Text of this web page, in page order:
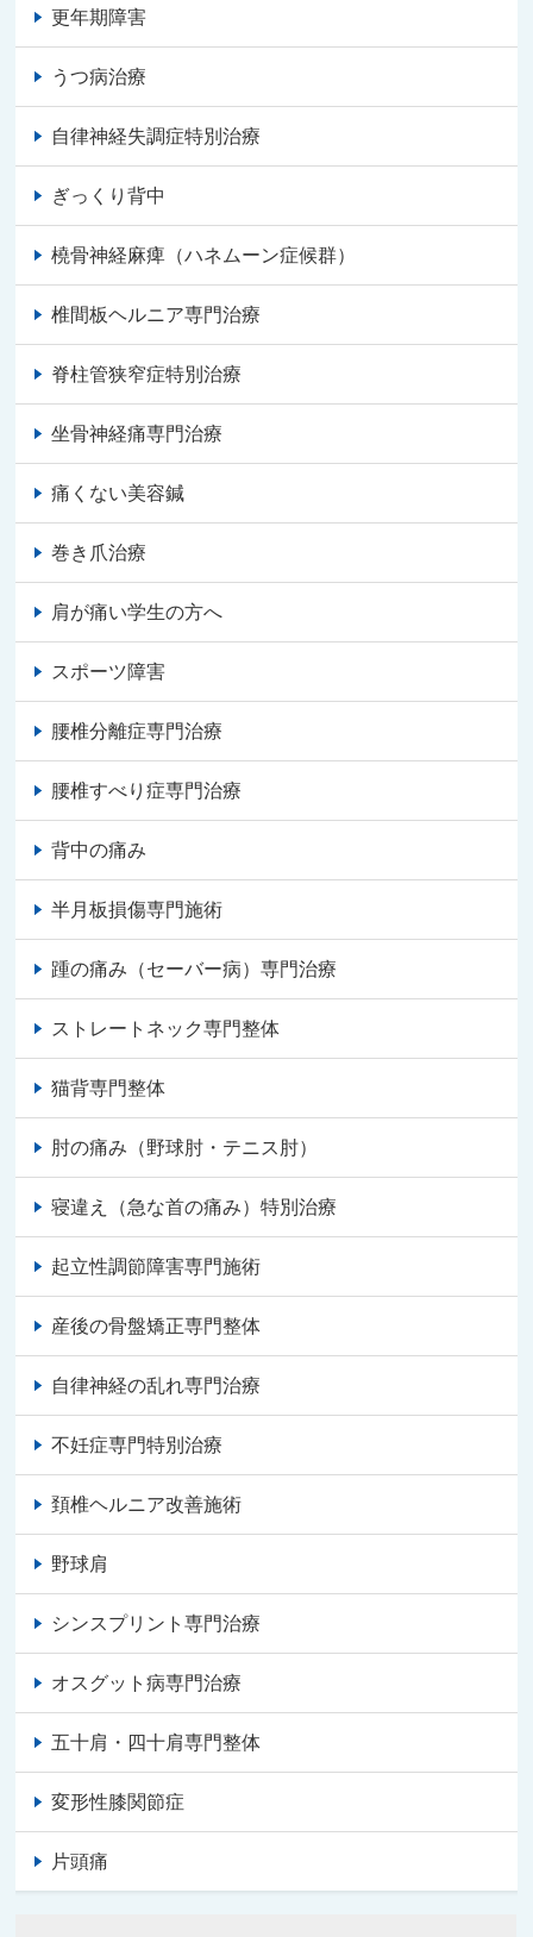
更年期障害
うつ病治療
自律神経失調症特別治療
ぎっくり背中
橈骨神経麻痺（ハネムーン症候群）
椎間板ヘルニア専門治療
脊柱管狭窄症特別治療
坐骨神経痛専門治療
痛くない美容鍼
巻き爪治療
肩が痛い学生の方へ
スポーツ障害
腰椎分離症専門治療
腰椎すべり症専門治療
背中の痛み
半月板損傷専門施術
踵の痛み（セーバー病）専門治療
ストレートネック専門整体
猫背専門整体
肘の痛み（野球肘・テニス肘）
寝違え（急な首の痛み）特別治療
起立性調節障害専門施術
産後の骨盤矯正専門整体
自律神経の乱れ専門治療
不妊症専門特別治療
頚椎ヘルニア改善施術
野球肩
シンスプリント専門治療
オスグット病専門治療
五十肩・四十肩専門整体
変形性膝関節症
片頭痛